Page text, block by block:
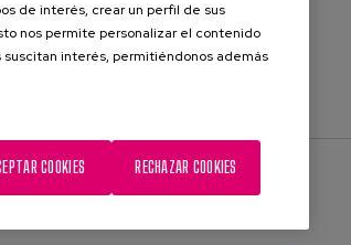
del 2020
de interés, crear un perfil de sus
nos permite personalizar el contenido
interés, permitiéndonos además
RECHAZAR COOKIES
COOKIES